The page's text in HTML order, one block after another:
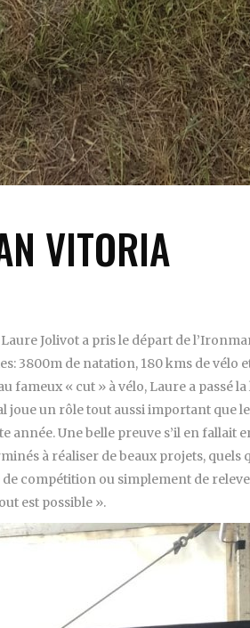
VITORIA
Jolivot a pris le départ de
3800m de natation, 180 kms de vélo
fameux « cut » à vélo, Laure a passé
joue un rôle tout aussi important que
année. Une belle preuve s’il en fallait
à réaliser de beaux projets,
de compétition ou simplement de
est possible ».